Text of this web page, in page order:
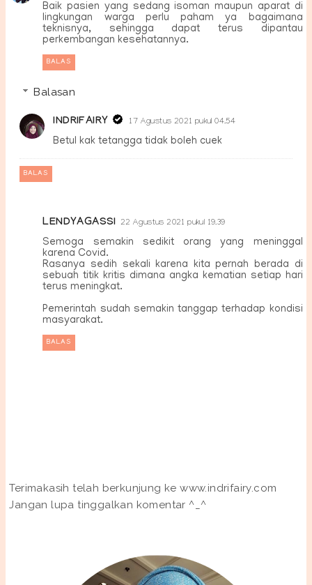
Baik pasien yang sedang isoman maupun aparat di
lingkungan warga perlu paham ya bagaimana
teknisnya, sehingga dapat terus dipantau
perkembangan kesehatannya.
BALAS
Balasan
INDRIFAIRY 17 Agustus 2021 pukul 04.54
Betul kak tetangga tidak boleh cuek
BALAS
LENDYAGASSI 22 Agustus 2021 pukul 19.39
Semoga semakin sedikit orang yang meninggal
karena Covid.
Rasanya sedih sekali karena kita pernah berada di
sebuah titik kritis dimana angka kematian setiap hari
terus meningkat.
Pemerintah sudah semakin tanggap terhadap kondisi
masyarakat.
BALAS
Terimakasih telah berkunjung ke www.indrifairy.com
Jangan lupa tinggalkan komentar ^_^